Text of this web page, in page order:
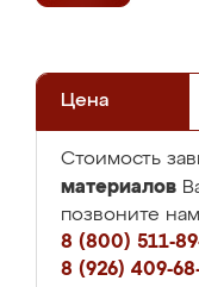
Цена
Стоимость
материалов
позвоните
8 (800) 511-
8 (926) 409-